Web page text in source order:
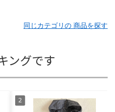
同じカテゴリの 商品を探す
ングです